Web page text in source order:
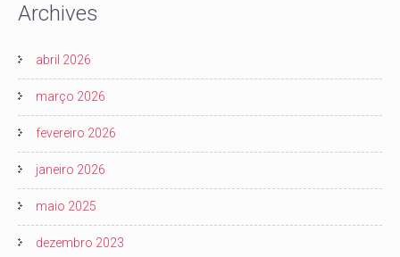
Archives
abril 2026
março 2026
fevereiro 2026
janeiro 2026
maio 2025
dezembro 2023